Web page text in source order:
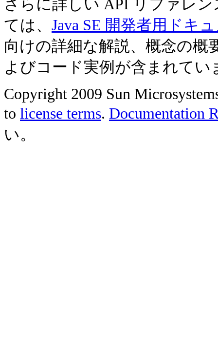
さらに詳しい API リファレ
ては、 Java SE 開発者用ドキ
向けの詳細な解説、概念の概
よびコード実例が含まれてい
Copyright 2009 Sun
to license terms. Documentation
い。